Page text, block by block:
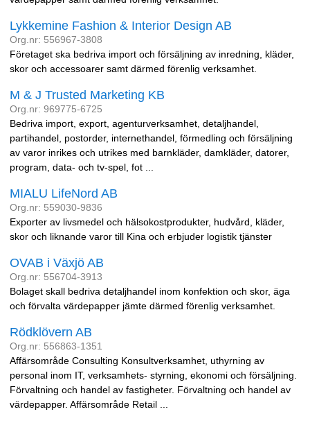
Lykkemine Fashion & Interior Design AB
Org.nr: 556967-3808
Företaget ska bedriva import och försäljning av inredning, kläder,
skor och accessoarer samt därmed förenlig verksamhet.
M & J Trusted Marketing KB
Org.nr: 969775-6725
Bedriva import, export, agenturverksamhet, detaljhandel,
partihandel, postorder, internethandel, förmedling och försäljning
av varor inrikes och utrikes med barnkläder, damkläder, datorer,
program, data- och tv-spel, fot ...
MIALU LifeNord AB
Org.nr: 559030-9836
Exporter av livsmedel och hälsokostprodukter, hudvård, kläder,
skor och liknande varor till Kina och erbjuder logistik tjänster
OVAB i Växjö AB
Org.nr: 556704-3913
Bolaget skall bedriva detaljhandel inom konfektion och skor, äga
och förvalta värdepapper jämte därmed förenlig verksamhet.
Rödklövern AB
Org.nr: 556863-1351
Affärsområde Consulting Konsultverksamhet, uthyrning av
personal inom IT, verksamhets- styrning, ekonomi och försäljning.
Förvaltning och handel av fastigheter. Förvaltning och handel av
värdepapper. Affärsområde Retail ...